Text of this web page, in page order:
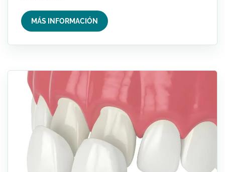
MÁS INFORMACIÓN